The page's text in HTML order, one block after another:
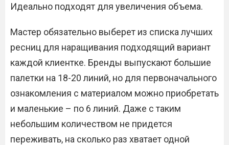
Идеально подходят для увеличения объема.
Мастер обязательно выберет из списка лучших
ресниц для наращивания подходящий вариант
каждой клиентке. Бренды выпускают большие
палетки на 18-20 линий, но для первоначального
ознакомления с материалом можно приобретать
и маленькие – по 6 линий. Даже с таким
небольшим количеством не придется
переживать, на сколько раз хватает одной